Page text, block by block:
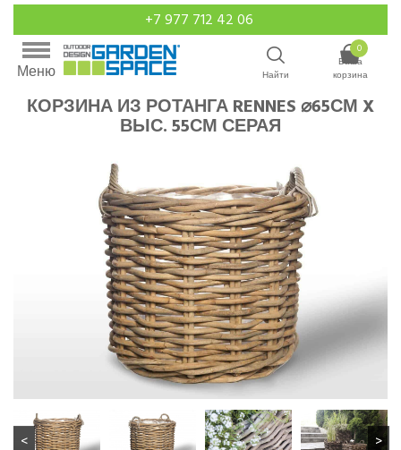
+7 977 712 42 06
Меню Найти
0
Ваша
корзина
КОРЗИНА ИЗ РОТАНГА RENNES ⌀65СМ X
ВЫС. 55СМ СЕРАЯ